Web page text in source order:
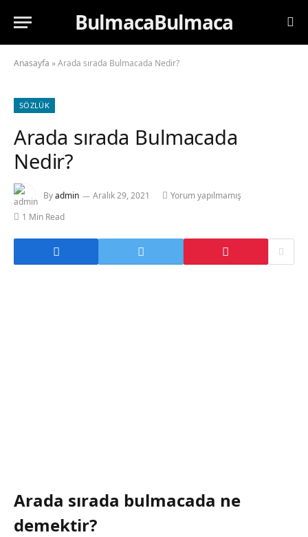
BulmacaBulmaca
Anasayfa »Arada sırada Bulmacada Nedir?
SÖZLÜK
Arada sırada Bulmacada
Nedir?
Byadmin Aralık 29, 2021
Yorum yapılmamış
1 Min Read
Arada sırada bulmacada ne
demektir?